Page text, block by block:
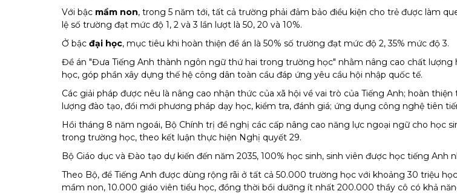
Với bậc mầm non, trong 5 năm tới, tất cả trường phải đảm bảo điều kiện cho trẻ được làm
lệ số trường đạt mức độ 1, 2 và 3 lần lượt là 50, 20 và 10%.
Ở bậc đại học, mục tiêu khi hoàn thiện đề án là 50% số trường đạt mức độ 2, 35% mức độ 3.
Đề án "Đưa Tiếng Anh thành ngôn ngữ thứ hai trong trường học" nhằm nâng cao chất
học, góp phần xây dựng thế hệ công dân toàn cầu đáp ứng yêu cầu hội nhập quốc tế.
Các giải pháp được nêu là nâng cao nhận thức của xã hội về vai trò của Tiếng Anh; hoàn
lượng đào tạo, đổi mới phương pháp dạy học, kiểm tra, đánh giá; ứng dụng công nghệ tiên
Hồi tháng 8 năm ngoái, Bộ Chính trị đề nghị các cấp nâng cao năng lực ngoại ngữ cho học
trong trường học, theo kết luận thực hiện Nghị quyết 29.
Bộ Giáo dục và Đào tạo dự kiến đến năm 2035, 100% học sinh, sinh viên được học tiếng Anh
Theo Bộ, để Tiếng Anh được dùng rộng rãi ở tất cả 50.000 trường học với khoảng 30 triệu
mầm non, 10.000 giáo viên tiểu học, đồng thời bồi dưỡng ít nhất 200.000 thầy cô có khả